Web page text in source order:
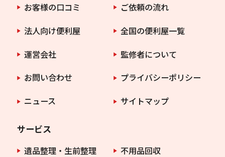
お客様の口コミ
ご依頼の流れ
法人向け便利屋
全国の便利屋一覧
運営会社
監修者について
お問い合わせ
プライバシーポリシー
ニュース
サイトマップ
サービス
遺品整理・生前整理
不用品回収